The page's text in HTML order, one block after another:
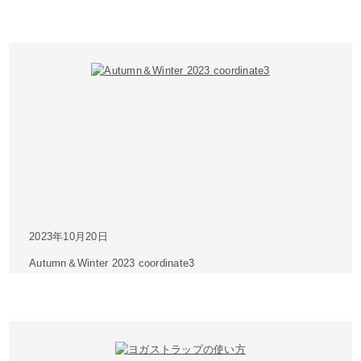
2023年10月20日
Autumn＆Winter 2023 coordinate3